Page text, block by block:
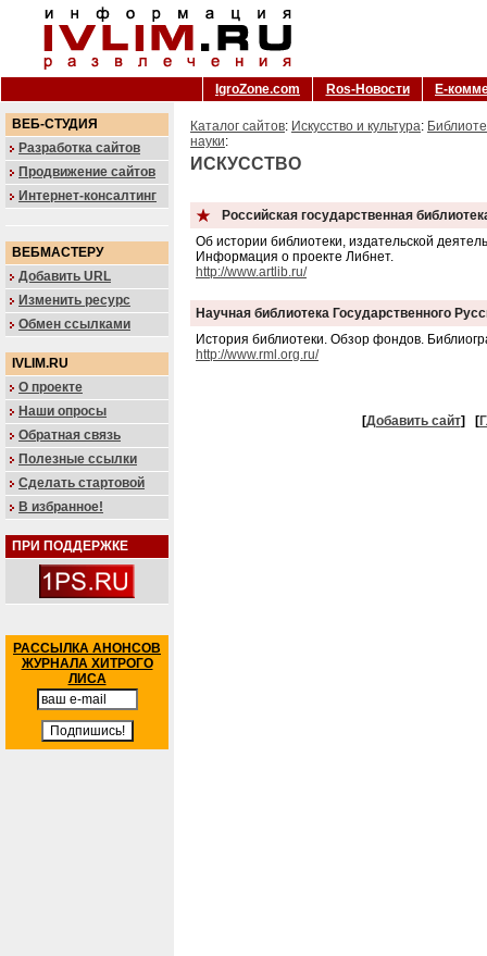
IgroZone.com Ros-Новости Е-
ВЕБ-СТУДИЯ
Разработка сайтов
Продвижение сайтов
Интернет-консалтинг
ВЕБМАСТЕРУ
Добавить URL
Изменить ресурс
Обмен ссылками
IVLIM.RU
О проекте
Наши опросы
Обратная связь
Полезные ссылки
Сделать стартовой
В избранное!
ПРИ ПОДДЕРЖКЕ
РАССЫЛКА АНОНСОВ
ЖУРНАЛА ХИТРОГО
ЛИСА
Каталог сайтов: Искусство и культура:
науки:
ИСКУССТВО
Российская государственная
Об истории библиотеки, издательской
Информация о проекте Либнет.
http://www.artlib.ru/
Научная библиотека Государственного
История библиотеки. Обзор фондов.
http://www.rml.org.ru/
[Добавить сайт] [